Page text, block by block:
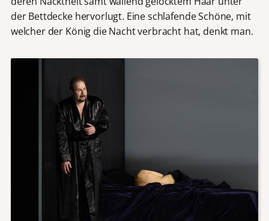
der Bettdecke hervorlugt. Eine schlafende Schöne, mit
welcher der König die Nacht verbracht hat, denkt man.